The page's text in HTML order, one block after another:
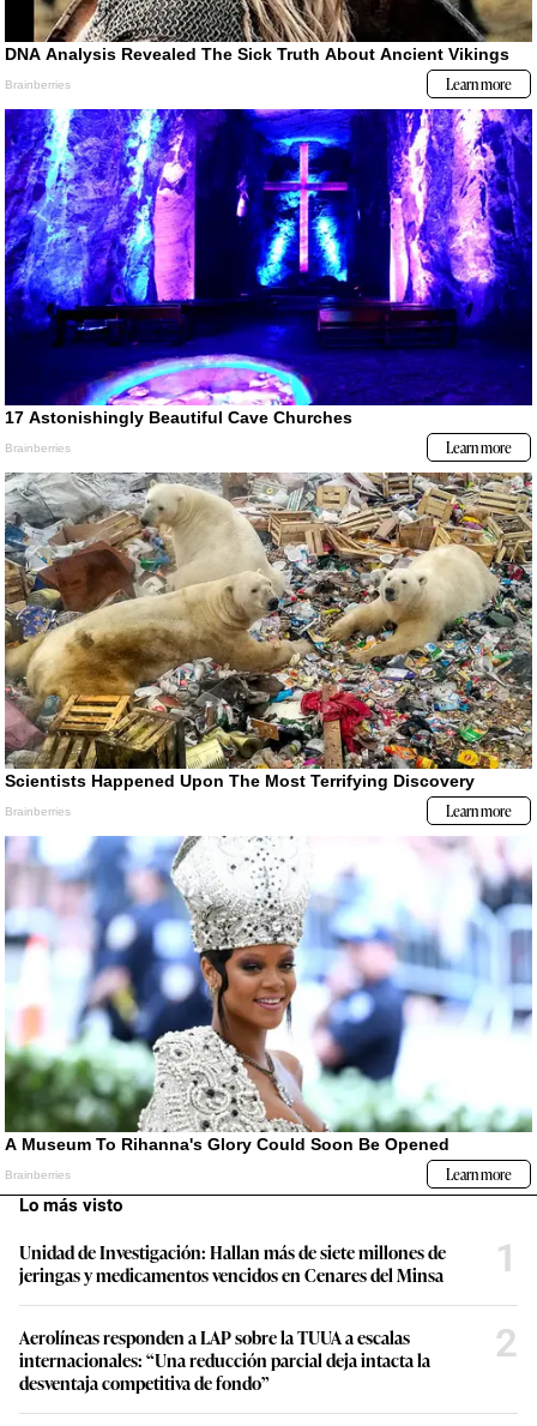
Lo más visto
Unidad de Investigación: Hallan más de siete millones de
jeringas y medicamentos vencidos en Cenares del Minsa
1
Aerolíneas responden a LAP sobre la TUUA a escalas
internacionales: “Una reducción parcial deja intacta la
desventaja competitiva de fondo”
2